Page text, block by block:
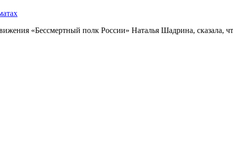
«Бессмертный полк России» Наталья Шадрина, сказала,